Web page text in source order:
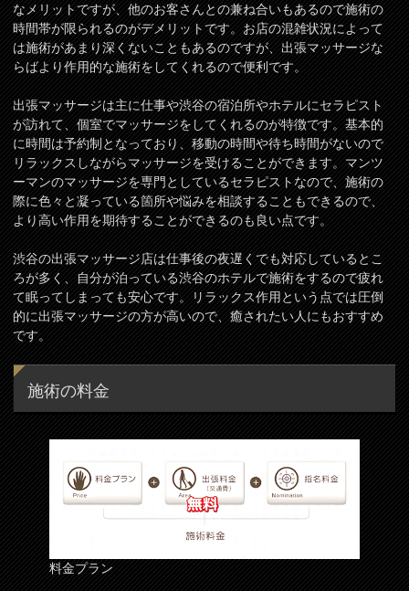
なメリットですが、他のお客さんとの兼ね合いもあるので施術の
時間帯が限られるのがデメリットです。お店の混雑状況によって
は施術があまり深くないこともあるのですが、出張マッサージな
らばより作用的な施術をしてくれるので便利です。
出張マッサージは主に仕事や渋谷の宿泊所やホテルにセラピスト
が訪れて、個室でマッサージをしてくれるのが特徴です。基本的
に時間は予約制となっており、移動の時間や待ち時間がないので
リラックスしながらマッサージを受けることができます。マンツ
ーマンのマッサージを専門としているセラピストなので、施術の
際に色々と凝っている箇所や悩みを相談することもできるので、
より高い作用を期待することができるのも良い点です。
渋谷の出張マッサージ店は仕事後の夜遅くでも対応しているとこ
ろが多く、自分が泊っている渋谷のホテルで施術をするので疲れ
て眠ってしまっても安心です。リラックス作用という点では圧倒
的に出張マッサージの方が高いので、癒されたい人にもおすすめ
です。
施術の料金
料金プラン